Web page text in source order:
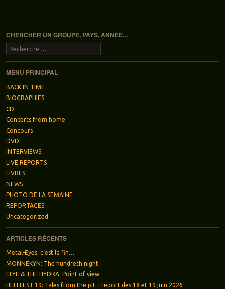
Navigation des articles
CHERCHER UN GROUPE, PAYS, ANNÉE…
Recherche
MENU PRINCIPAL
BACK IN TIME
BIOGRAPHIES
CD
Concerts from home
Concours
DVD
INTERVIEWS
LIVE REPORTS
LIVRES
NEWS
PHOTO DE LA SEMAINE
REPORTAGES
Uncategorized
ARTICLES RÉCENTS
Metal-Eyes: c’est la fin…
MONNEKYN: The hundreth night
ELYE & THE HYDRA: Point of view
HELLFEST 19: Tales from the pit – report des 18 et 19 juin 2026